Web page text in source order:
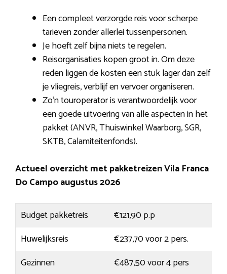
Een compleet verzorgde reis voor scherpe
tarieven zonder allerlei tussenpersonen.
Je hoeft zelf bijna niets te regelen.
Reisorganisaties kopen groot in. Om deze
reden liggen de kosten een stuk lager dan zelf
je vliegreis, verblijf en vervoer organiseren.
Zo’n touroperator is verantwoordelijk voor
een goede uitvoering van alle aspecten in het
pakket (ANVR, Thuiswinkel Waarborg, SGR,
SKTB, Calamiteitenfonds).
Actueel overzicht met pakketreizen Vila Franca
Do Campo augustus 2026
Budget pakketreis
€121,90 p.p
Huwelijksreis
€237,70 voor 2 pers.
Gezinnen
€487,50 voor 4 pers